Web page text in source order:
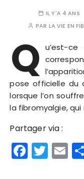
IL Y'A 4 ANS
PAR LA VIE EN
Q u’est-ce
pose officielle du
lorsque l’on
la fibromyalgie,
Partager via :
F
a
T
w
E